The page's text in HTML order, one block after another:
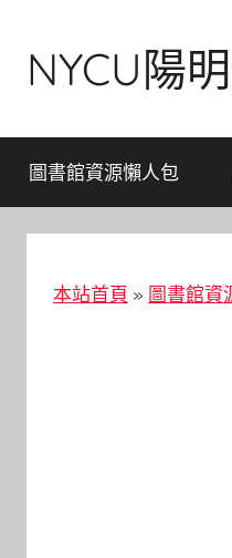
contentNYCU陽
圖書館資源懶人包
本站首頁 » 圖書館資